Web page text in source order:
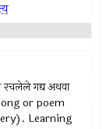
रचलेले गद्य अथवा
or poem
Learning